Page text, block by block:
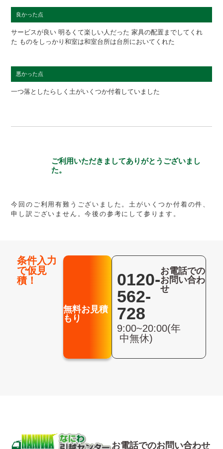
良かった点
サービスが良い 明るくて楽しい人だった 家具の配置までしてくれ
た ものをしっかり和室は和室台所は台所においてくれた
悪かった点
一つ落としたらしく土がいくつか付着していました
ご利用いただきましてありがとうございまし
た。
今回のご利用有難うございました。土がいくつか付着の件、
申し訳ございません。今後の参考にして参ります。
条件入力
で仮見
積！
無料お見積
もり
0120-
562-
728
9:00~20:00(年
中無休)
お電話での
お問い合わ
せ
お電話でのお問い合わせ